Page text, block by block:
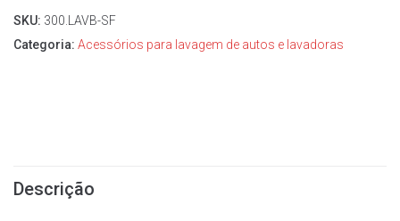
SKU: 300.LAVB-SF
Categoria: Acessórios para lavagem de autos e lavadoras
Descrição